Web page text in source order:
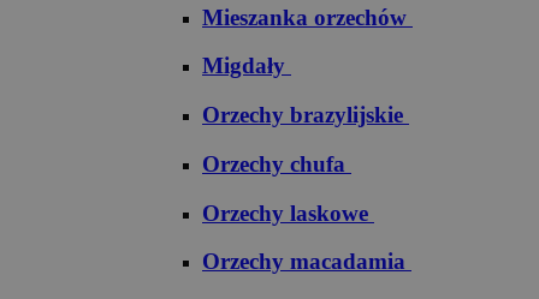
Mieszanka orzechów
Migdały
Orzechy brazylijskie
Orzechy chufa
Orzechy laskowe
Orzechy macadamia